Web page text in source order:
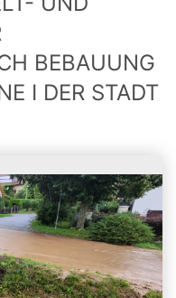
BEBAUUNG
I DER STADT